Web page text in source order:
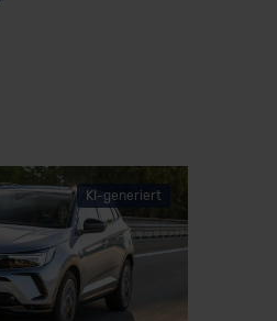
KI-generiert